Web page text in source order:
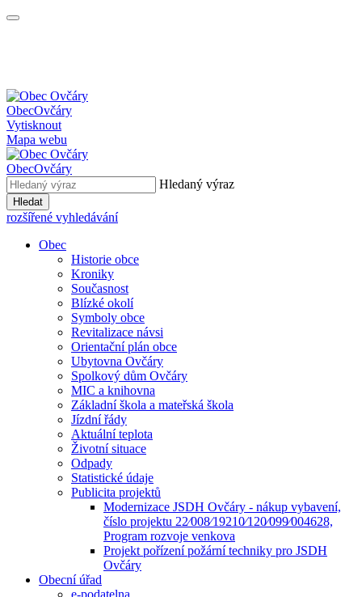
ObecOvčáry
Vytisknout
Mapa webu
ObecOvčáry
Hledaný výraz
Hledat
rozšířené vyhledávání
Obec
Historie obce
Kroniky
Současnost
Blízké okolí
Symboly obce
Revitalizace návsi
Orientační plán obce
Ubytovna Ovčáry
Spolkový dům Ovčáry
MIC a knihovna
Základní škola a mateřská škola
Jízdní řády
Aktuální teplota
Životní situace
Odpady
Statistické údaje
Publicita projektů
Modernizace JSDH Ovčáry - nákup vybavení,
číslo projektu 22⁄008⁄19210⁄120⁄099⁄004628,
Program rozvoje venkova
Projekt pořízení požární techniky pro JSDH
Ovčáry
Obecní úřad
e-podatelna